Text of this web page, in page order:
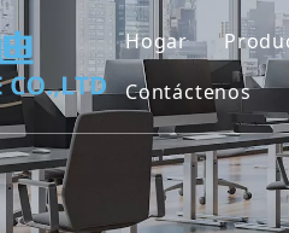
Hogar
Contáctenos